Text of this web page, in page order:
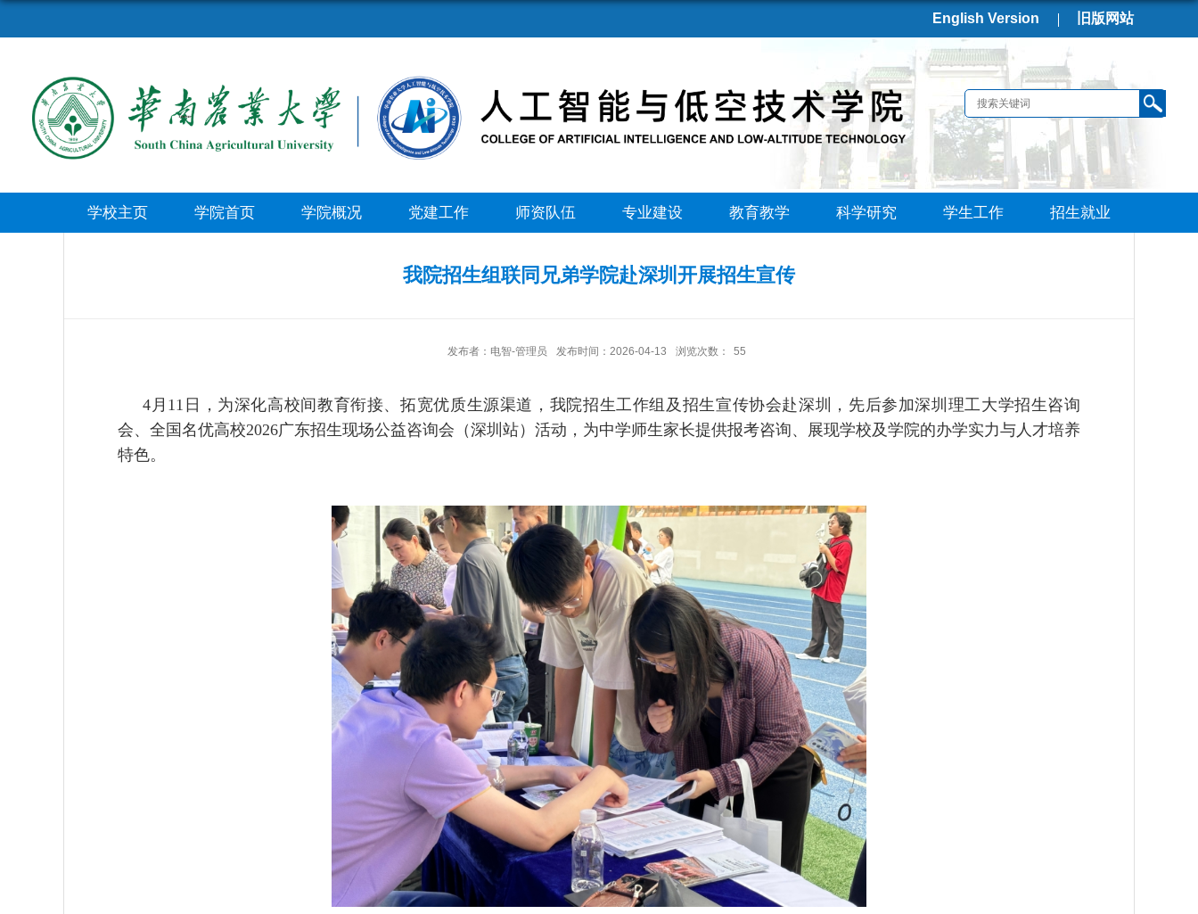
English Version 旧版网站
学校主页 学院首页 学院概况 党建工作 师资队伍 专业建设 教育教学 科学研究 学生工作 招生就业
我院招生组联同兄弟学院赴深圳开展招生宣传
发布者：电智-管理员 发布时间：2026-04-13 浏览次数： 55
4 月 11 日，为深化高校间教育衔接、拓宽优质生源渠道，我院招生工作组及招生宣传协会赴深圳，先后参加深圳理工大学招生咨询
会、全国名优高校2026广东招生现场公益咨询会（深圳站）活动，为中学师生家长提供报考咨询、展现学校及学院的办学实力与人才培养
特色。